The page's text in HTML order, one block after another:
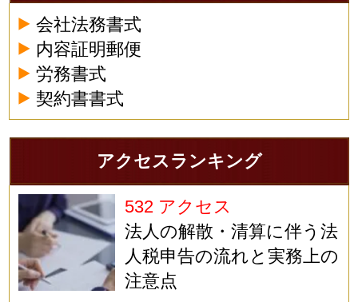
会社法務書式
内容証明郵便
労務書式
契約書書式
アクセスランキング
532 アクセス
法人の解散・清算に伴う法
人税申告の流れと実務上の
注意点